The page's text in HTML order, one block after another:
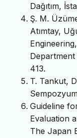
Dağıtım,
Ş. M.
Atımtay,
413.
T. Tankut,
Guideline
Evaluation
The Japan